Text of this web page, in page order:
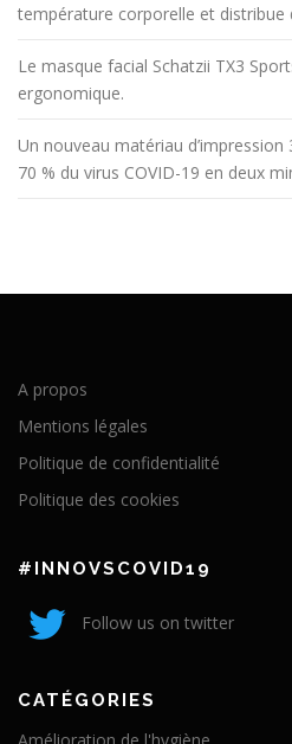
température corporelle et distribue
Le masque facial Schatzii TX3
ergonomique.
Un nouveau matériau
70 % du virus COVID-19 en deux
A propos
Mentions légales
Politique de confidentialité
Politique des cookies
#INNOVSCOVID19
Follow us on twitter
CATÉGORIES